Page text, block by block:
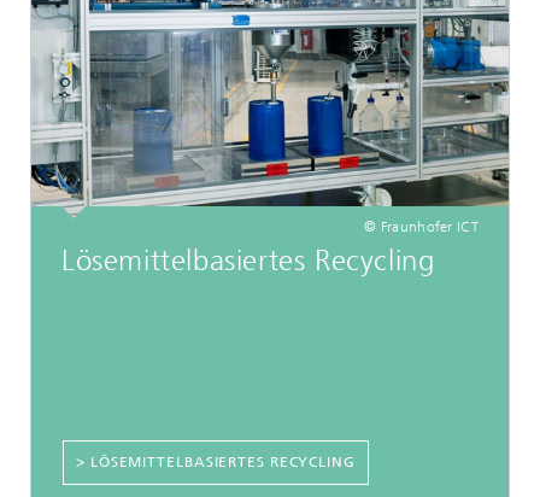
© Fraunhofer ICT
Lösemittelbasiertes Recycling
> LÖSEMITTELBASIERTES RECYCLING